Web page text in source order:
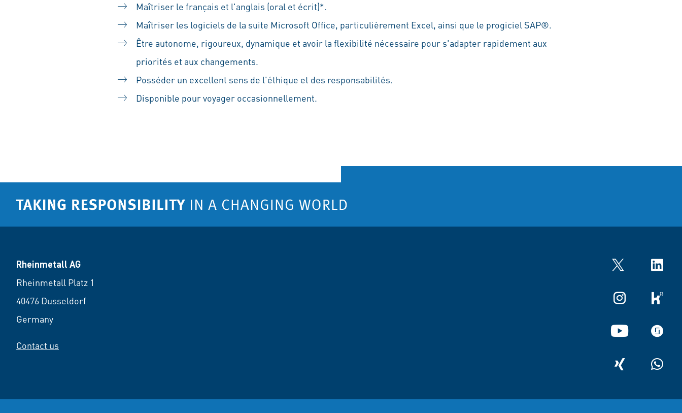
Maîtriser le français et l'anglais (oral et écrit)*.
Maîtriser les logiciels de la suite Microsoft Office, particulièrement Excel, ainsi que le progiciel SAP®.
Être autonome, rigoureux, dynamique et avoir la flexibilité nécessaire pour s'adapter rapidement aux
priorités et aux changements.
Posséder un excellent sens de l'éthique et des responsabilités.
Disponible pour voyager occasionnellement.
Rheinmetall AG
Rheinmetall Platz 1
40476 Dusseldorf
Germany
Contact us
Twitter LinkedIn
Instagram kununu
YouTube
XING